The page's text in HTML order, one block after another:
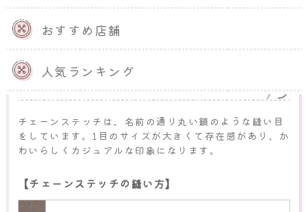
おすすめ店舗
人気ランキング
っくりとボリュームのある縫い目になります。完成イメ
ージに合わせて本数を調整するとよいでしょう。
チェーンステッチ
チェーンステッチは、名前の通り丸い鎖のような縫い目
をしています。1目のサイズが大きくて存在感があり、か
わいらしくカジュアルな印象になります。
【チェーンステッチの縫い方】